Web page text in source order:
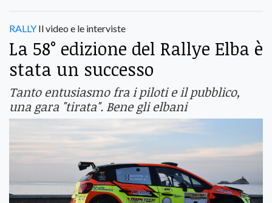
RALLY Il video e le interviste
La 58° edizione del Rallye Elba è
stata un successo
Tanto entusiasmo fra i piloti e il pubblico,
una gara "tirata". Bene gli elbani